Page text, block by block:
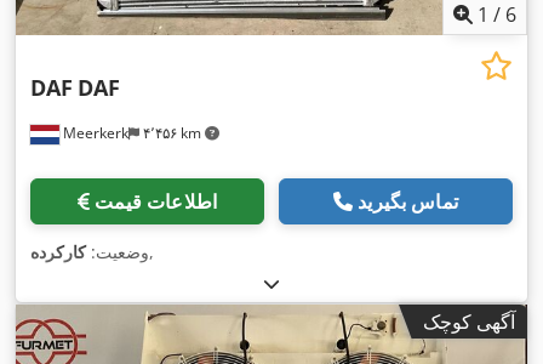
1 / 6
Meerkerk ۴٬۴۵۶ km
DAF DAF
اطلاعات قیمت تماس بگیرید
وضعیت:کارکرده ,
آگهی کوچک